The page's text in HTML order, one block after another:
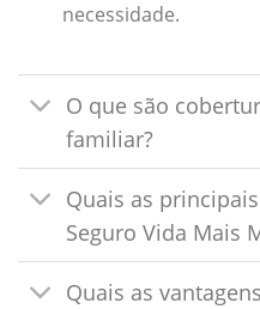
necessidade.
O que são
familiar?
Quais as
Seguro Vida Mais
Quais as